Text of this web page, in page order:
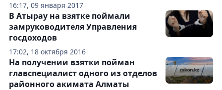
16:17, 09 января 2017
17:02, 18 октября 2016
В Атырау на взятке поймали
замруководителя Управления
госдоходов
На получении взятки пойман
главспециалист одного из отделов
районного акимата Алматы